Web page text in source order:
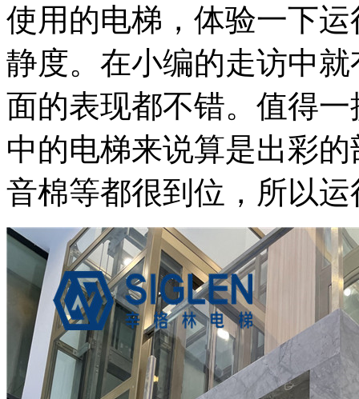
使用的电梯，体验一下
静度。在小编的走访中
面的表现都不错。值得
中的电梯来说算是出彩
音棉等都很到位，所以